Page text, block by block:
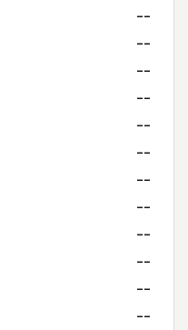
--
--
--
--
--
--
--
--
--
--
--
--